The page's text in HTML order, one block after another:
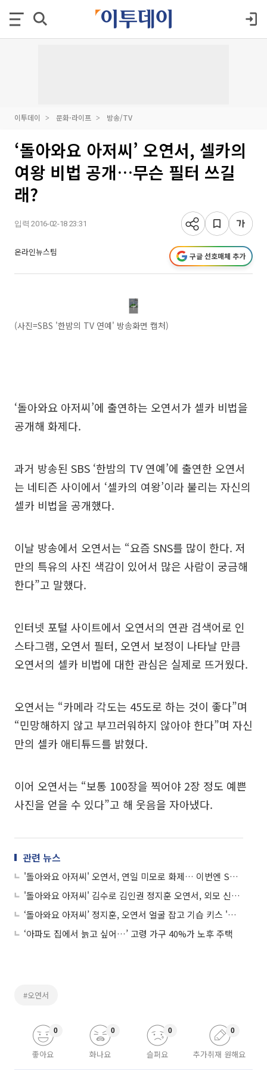
이투데이 문화·라이프 방송/TV
‘돌아와요 아저씨’ 오연서, 셀카의
여왕 비법 공개…무슨 필터 쓰길
래?
입력 2016-02-18 23:31
온라인뉴스팀 구글 선호매체 추가
(사진=SBS '한밤의 TV 연예' 방송화면 캡처)
‘돌아와요 아저씨’에 출연하는 오연서가 셀카 비법을
공개해 화제다.
과거 방송된 SBS ‘한밤의 TV 연예’에 출연한 오연서
는 네티즌 사이에서 ‘셀카의 여왕’이라 불리는 자신의
셀카 비법을 공개했다.
이날 방송에서 오연서는 “요즘 SNS를 많이 한다. 저
만의 특유의 사진 색감이 있어서 많은 사람이 궁금해
한다”고 말했다.
인터넷 포털 사이트에서 오연서의 연관 검색어로 인
스타그램, 오연서 필터, 오연서 보정이 나타날 만큼
오연서의 셀카 비법에 대한 관심은 실제로 뜨거웠다.
오연서는 “카메라 각도는 45도로 하는 것이 좋다”며
“민망해하지 않고 부끄러워하지 않아야 한다”며 자신
만의 셀카 애티튜드를 밝혔다.
이어 오연서는 “보통 100장을 찍어야 2장 정도 예쁜
사진을 얻을 수 있다”고 해 웃음을 자아냈다.
관련 뉴스
'돌아와요 아저씨' 오연서, 연일 미모로 화제… 이번엔 S라인 수트
'돌아와요 아저씨' 김수로 김인권 정지훈 오연서, 외모 신분 완전 탈바꿈...싱크로율 0%
‘돌아와요 아저씨’ 정지훈, 오연서 얼굴 잡고 기습 키스 '폭소 만발'
‘아파도 집에서 늙고 싶어…’ 고령 가구 40%가 노후 주택
#오연서
좋아요
0
화나요
0
슬퍼요
0
추가취재 원해요
0